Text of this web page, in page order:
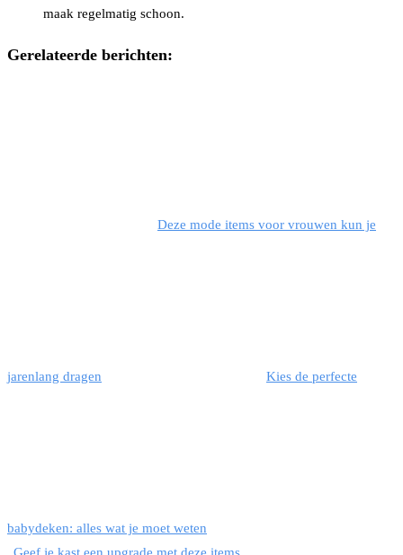
maak regelmatig schoon.
Gerelateerde berichten:
Deze mode items voor vrouwen kun je
jarenlang dragen Kies de perfecte
babydeken: alles wat je moet weten